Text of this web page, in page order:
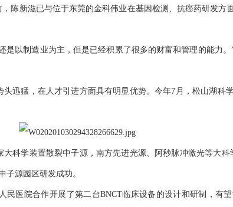
新滋已与位于东莞的金科伟业在基因检测、抗癌药研发方
以制造业为主，但是已经积累了很多的财富和管理的能力。
猛，在人才引进方面具有明显优势。今年7月，松山湖科
学装置散裂中子源，南方先进光源、阿秒脉冲激光等大科
子源园区研发成功。
医院合作开展了第二台BNCT临床设备的设计和研制，有